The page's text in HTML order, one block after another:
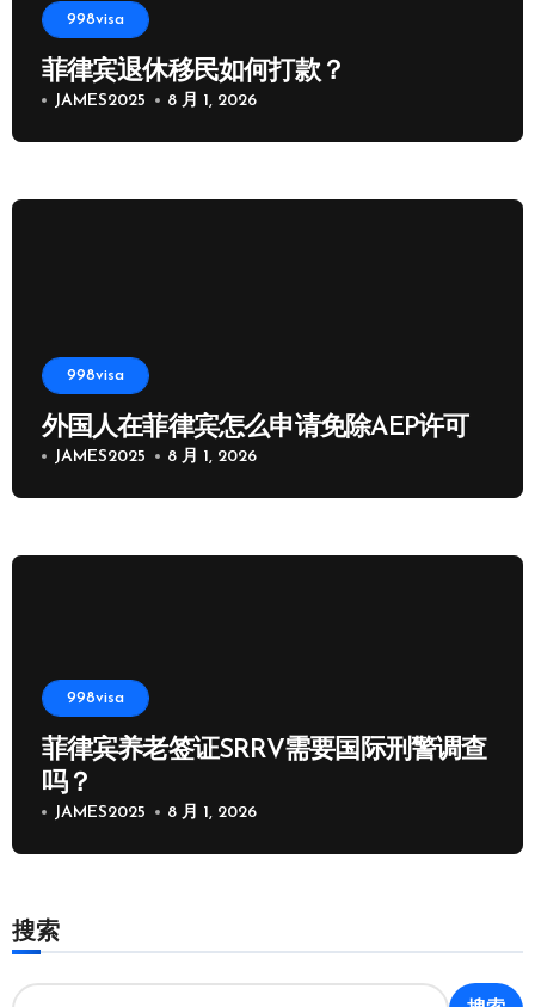
998visa
菲律宾退休移民如何打款？
JAMES2025 8 月 1, 2026
998visa
外国人在菲律宾怎么申请免除AEP许可
JAMES2025 8 月 1, 2026
998visa
菲律宾养老签证SRRV需要国际刑警调查
吗？
JAMES2025 8 月 1, 2026
搜索